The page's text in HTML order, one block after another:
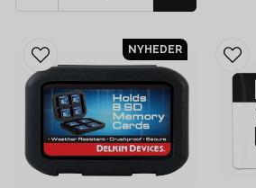
NYHEDER